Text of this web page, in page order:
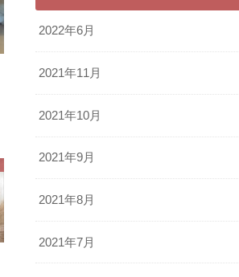
2022年6月
2021年11月
2021年10月
2021年9月
2021年8月
2021年7月